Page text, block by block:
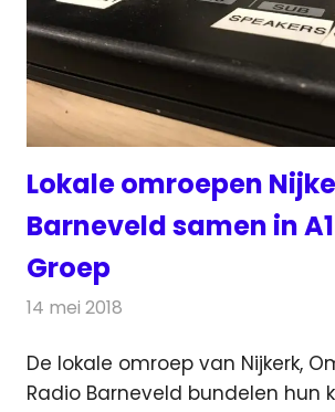
Lokale omroepen
Barneveld samen in
Groep
14 mei 2018
De lokale omroep van Nijkerk,
Radio Barneveld bundelen hun